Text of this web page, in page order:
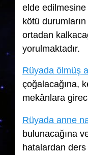
elde
kötü
ortadan
yorulmaktadır.
Rüyada ölmüş
çoğalacağına,
mekânlara
Rüyada anne
bulunacağına
hatalardan ders